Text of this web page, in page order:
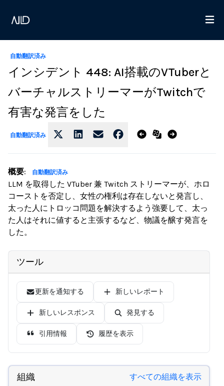
自動翻訳済み
インシデント 448: AI搭載のVTuberと
バーチャルストリーマーがTwitchで
有害な発言をした
自動翻訳済み
概要: 自動翻訳済み
LLM を取得した VTuber 兼 Twitch ストリーマーが、ホロ
コーストを否定し、女性の権利は存在しないと発言し、
太った人にトロッコ問題を解決するよう強要して、太っ
た人はそれに値すると主張するなど、物議を醸す発言を
した。
ツール
更新を通知する 新しいレポート
新しいレスポンス 発見する
引用情報 履歴を表示
組織 すべての組織を表示